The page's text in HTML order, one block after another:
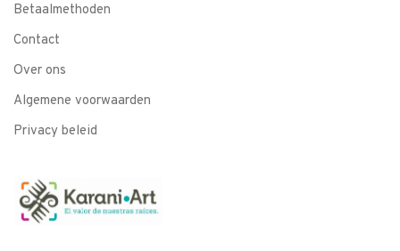
Betaalmethoden
Contact
Over ons
Algemene voorwaarden
Privacy beleid